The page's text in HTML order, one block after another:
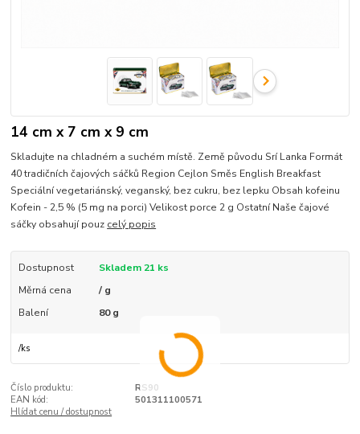
14 cm x 7 cm x 9 cm
Skladujte na chladném a suchém místě. Země původu Srí Lanka Formát
40 tradičních čajových sáčků Region Cejlon Směs English Breakfast
Speciální vegetariánský, veganský, bez cukru, bez lepku Obsah kofeinu
Kofein - 2,5 % (5 mg na porci) Velikost porce 2 g Ostatní Naše čajové
sáčky obsahují pouz celý popis
Dostupnost
Skladem 21 ks
Měrná cena
/ g
Balení
80 g
/ks
Číslo produktu:
RS90
EAN kód:
501311100571
Hlídat cenu / dostupnost